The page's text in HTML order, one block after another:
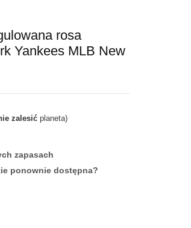
rosa
Yankees MLB New
zalesić planeta)
zapasach
ponownie dostępna?